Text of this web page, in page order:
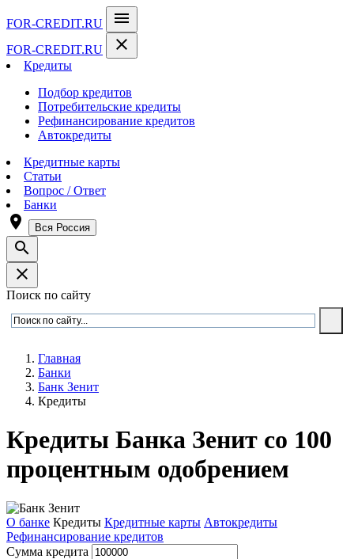
FOR-CREDIT.RU menu
FOR-CREDIT.RU close
Кредиты
Подбор кредитов
Потребительские кредиты
Рефинансирование кредитов
Автокредиты
Кредитные карты
Статьи
Вопрос / Ответ
Банки
room Вся Россия
search
close
Поиск по сайту
Главная
Банки
Банк Зенит
Кредиты
Кредиты Банка Зенит со 100
процентным одобрением
О банке Кредиты Кредитные карты Автокредиты
Рефинансирование кредитов
Сумма кредита